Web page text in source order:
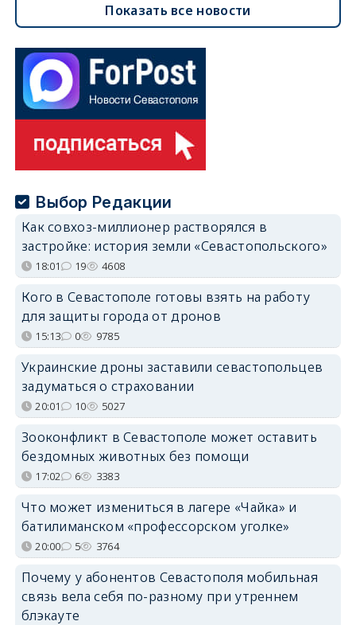
Показать все новости
Выбор Редакции
Как совхоз-миллионер растворялся в
застройке: история земли «Севастопольского»
18:01 19 4608
Кого в Севастополе готовы взять на работу
для защиты города от дронов
15:13 0 9785
Украинские дроны заставили севастопольцев
задуматься о страховании
20:01 10 5027
Зооконфликт в Севастополе может оставить
бездомных животных без помощи
17:02 6 3383
Что может измениться в лагере «Чайка» и
батилиманском «профессорском уголке»
20:00 5 3764
Почему у абонентов Севастополя мобильная
связь вела себя по-разному при утреннем
блэкауте